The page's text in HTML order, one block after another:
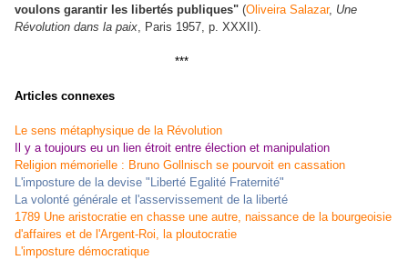
voulons garantir les libertés publiques" (Oliveira Salazar, Une
Révolution dans la paix, Paris 1957, p. XXXII).
***
Articles connexes
Le sens métaphysique de la Révolution
Il y a toujours eu un lien étroit entre élection et manipulation
Religion mémorielle : Bruno Gollnisch se pourvoit en cassation
L'imposture de la devise "Liberté Egalité Fraternité"
La volonté générale et l'asservissement de la liberté
1789 Une aristocratie en chasse une autre, naissance de la bourgeoisie
d'affaires et de l'Argent-Roi, la ploutocratie
L'imposture démocratique